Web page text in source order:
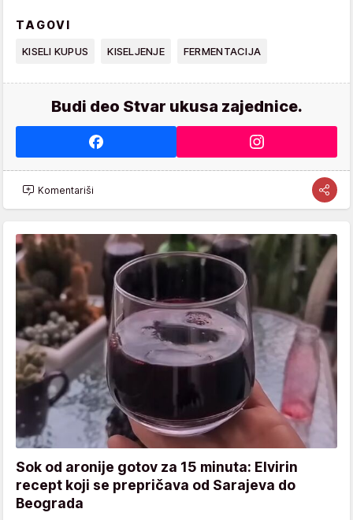
TAGOVI
KISELI KUPUS KISELJENJE FERMENTACIJA
Budi deo Stvar ukusa zajednice.
Komentariši
Sok od aronije gotov za 15 minuta: Elvirin
recept koji se prepričava od Sarajeva do
Beograda